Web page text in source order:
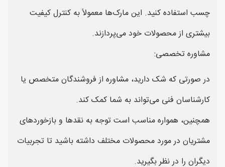
چسب استفاده کنید. این مارک‌ها معمولاً به کنترل کیفیت
بیشتری از محصولات خود می‌پردازند.
مشاوره تخصصی:
در صورتی که شک دارید، مشاوره از فروشندگان متخصص یا
کارشناسان فنی می‌تواند به شما کمک کند.
همچنین، همواره مناسب است توجه به نقدها و بازخوردهای
مشتریان در مورد محصولات مختلف داشته باشید تا تجربیات
دیگران را در نظر بگیرید.